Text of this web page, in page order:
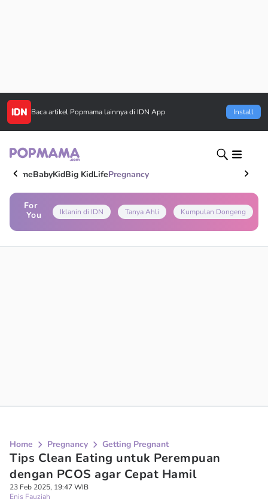
Baca artikel Popmama lainnya di IDN App Install
HomeBabyKidBig KidLifePregnancy
For
You
Iklanin di IDN Tanya Ahli Kumpulan Dongeng
Home Pregnancy Getting Pregnant
Tips Clean Eating untuk Perempuan
dengan PCOS agar Cepat Hamil
23 Feb 2025, 19:47 WIB
Enis Fauziah